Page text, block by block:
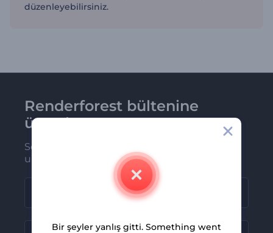
düzenleyebilirsiniz.
Renderforest bültenine
üye olun
Son haber ve tekliflerimiz ilk olarak size
ulaşsın
Bir şeyler yanlış gitti. Something went